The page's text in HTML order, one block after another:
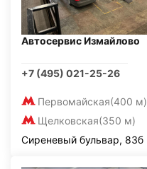
Автосервис Измайлово
+7 (495) 021-25-26
Первомайская(400 м)
Щелковская(350 м)
Сиреневый бульвар, 83б